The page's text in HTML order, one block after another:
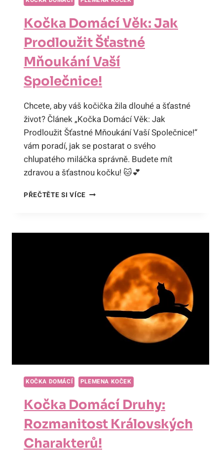
Kočka Domácí Věk: Jak
Prodloužit Šťastné
Mňoukání Vaší
Společnice!
Chcete, aby váš kočička žila dlouhé a šťastné
život? Článek „Kočka Domácí Věk: Jak
Prodloužit Šťastné Mňoukání Vaší Společnice!“
vám poradí, jak se postarat o svého
chlupatého miláčka správně. Budete mít
zdravou a šťastnou kočku! 🐱💕
PŘEČTĚTE SI VÍCEKOČKA
PRODLOUŽIT
SPOLEČNICE!
KOČKA DOMÁCÍ PLEMENA KOČEK
Kočka Domácí Druhy:
Rozmanitost Královských
Charakterů!